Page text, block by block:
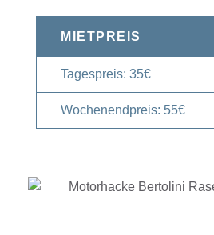
MIETPREIS
Tagespreis: 35€
Wochenendpreis: 55€